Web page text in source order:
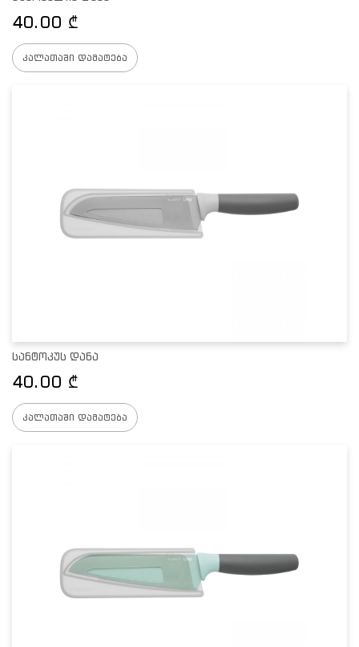
40.00 ₾
კალათაში დამატება
სანტოკუს დანა
40.00 ₾
კალათაში დამატება